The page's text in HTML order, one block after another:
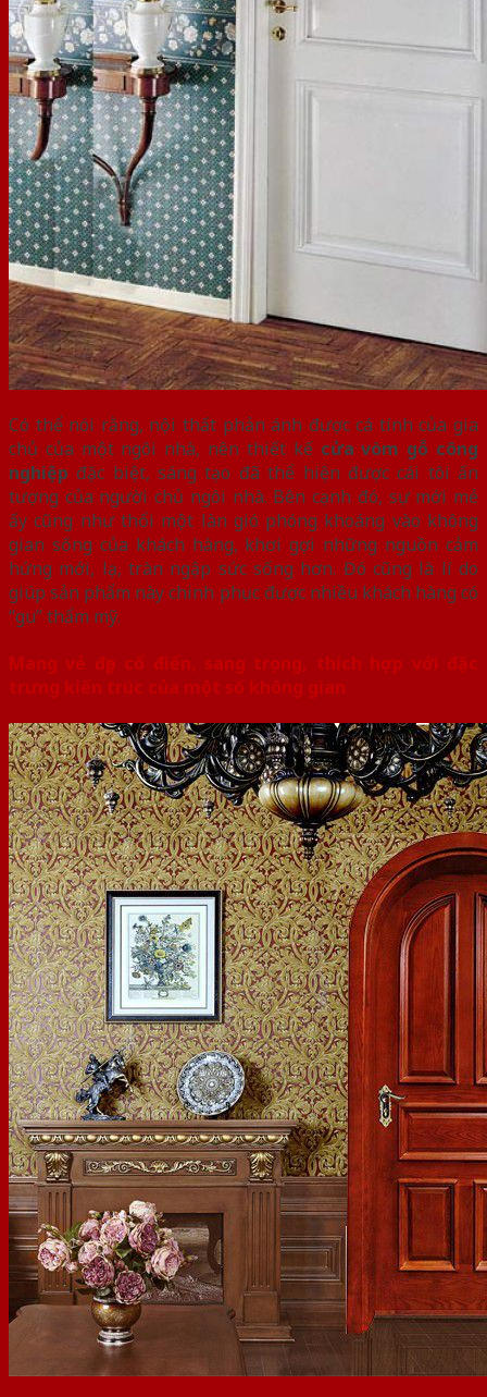
Có thể nói rằng, nội thất phản ánh được cá tính của gia
chủ của một ngôi nhà, nên thiết kế cửa vòm gỗ công
nghiệp đặc biệt, sáng tạo đã thể hiện được cái tôi ấn
tượng của người chủ ngôi nhà. Bên cạnh đó, sự mới mẻ
ấy cũng như thổi một làn gió phóng khoáng vào không
gian sống của khách hàng, khơi gợi những nguồn cảm
hứng mới, lạ, tràn ngập sức sống hơn. Đó cũng là lí do
giúp sản phẩm này chinh phục được nhiều khách hàng có
“gu” thẩm mỹ.
Mang vẻ đẹp cổ điển, sang trọng, thích hợp với đặc
trưng kiến trúc của một số không gian